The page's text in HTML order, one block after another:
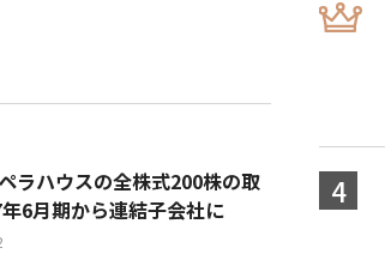
ラハウスの全株式200株の取
6月期から連結子会社に